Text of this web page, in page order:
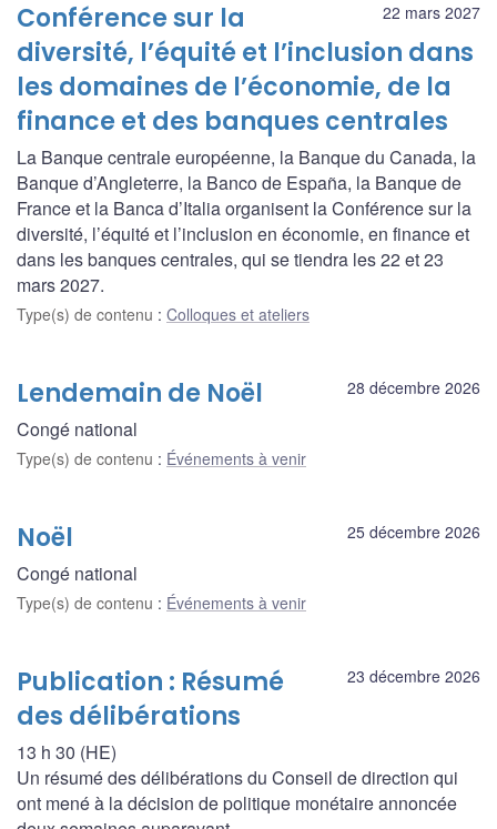
22 mars 2027
Conférence sur la
diversité, l’équité et l’inclusion dans
les domaines de l’économie, de la
finance et des banques centrales
La Banque centrale européenne, la Banque du Canada, la
Banque d’Angleterre, la Banco de España, la Banque de
France et la Banca d’Italia organisent la Conférence sur la
diversité, l’équité et l’inclusion en économie, en finance et
dans les banques centrales, qui se tiendra les 22 et 23
mars 2027.
Type(s) de contenu : Colloques et ateliers
28 décembre 2026
Lendemain de Noël
Congé national
Type(s) de contenu : Événements à venir
25 décembre 2026
Noël
Congé national
Type(s) de contenu : Événements à venir
23 décembre 2026
Publication : Résumé
des délibérations
13 h 30 (HE)
Un résumé des délibérations du Conseil de direction qui
ont mené à la décision de politique monétaire annoncée